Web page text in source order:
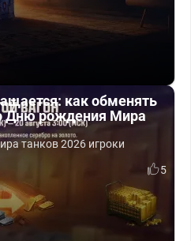
как обменять
Дню рождения Мира
танков 2026 игроки
5